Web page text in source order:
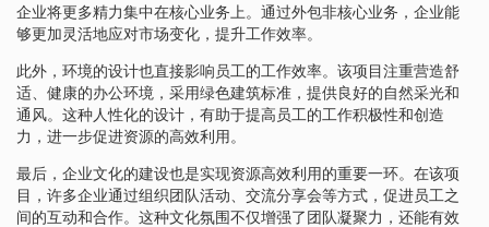
企业将更多精力集中在核心业务上。通过外包非核心业务，企业能
够更加灵活地应对市场变化，提升工作效率。
此外，环境的设计也直接影响员工的工作效率。该项目注重营造舒
适、健康的办公环境，采用绿色建筑标准，提供良好的自然采光和
通风。这种人性化的设计，有助于提高员工的工作积极性和创造
力，进一步促进资源的高效利用。
最后，企业文化的建设也是实现资源高效利用的重要一环。在该项
目，许多企业通过组织团队活动、交流分享会等方式，促进员工之
间的互动和合作。这种文化氛围不仅增强了团队凝聚力，还能有效